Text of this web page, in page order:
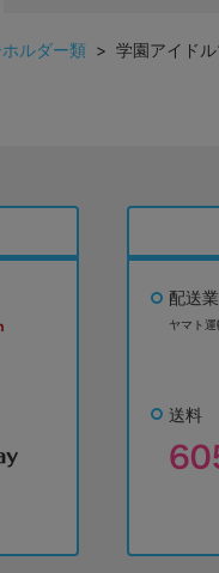
ルダー類 > 学園アイドル
配送
ヤマト
送料